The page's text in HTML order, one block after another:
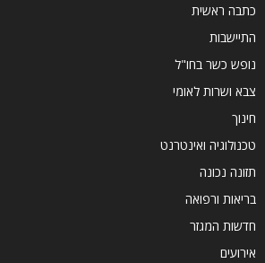
כתבה ראשית
התיישבות
נופש כשר בחו"ל
צבא ושרות לאומי
חינוך
טכנולוגיה ואינטרנט
תזונה נכונה
בריאות ורפואה
חדשות המגזר
אירועים